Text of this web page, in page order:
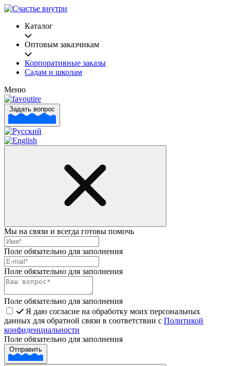
Каталог
Оптовым заказчикам
Корпоративные заказы
Садам и школам
Меню
Задать вопрос
Мы на связи и всегда готовы помочь
Поле обязательно для заполнения
Поле обязательно для заполнения
Поле обязательно для заполнения
Я даю согласие на обработку моих персональных
данных для обратной связи в соответствии с Политикой
конфиденциальности
Поле обязательно для заполнения
Отправить